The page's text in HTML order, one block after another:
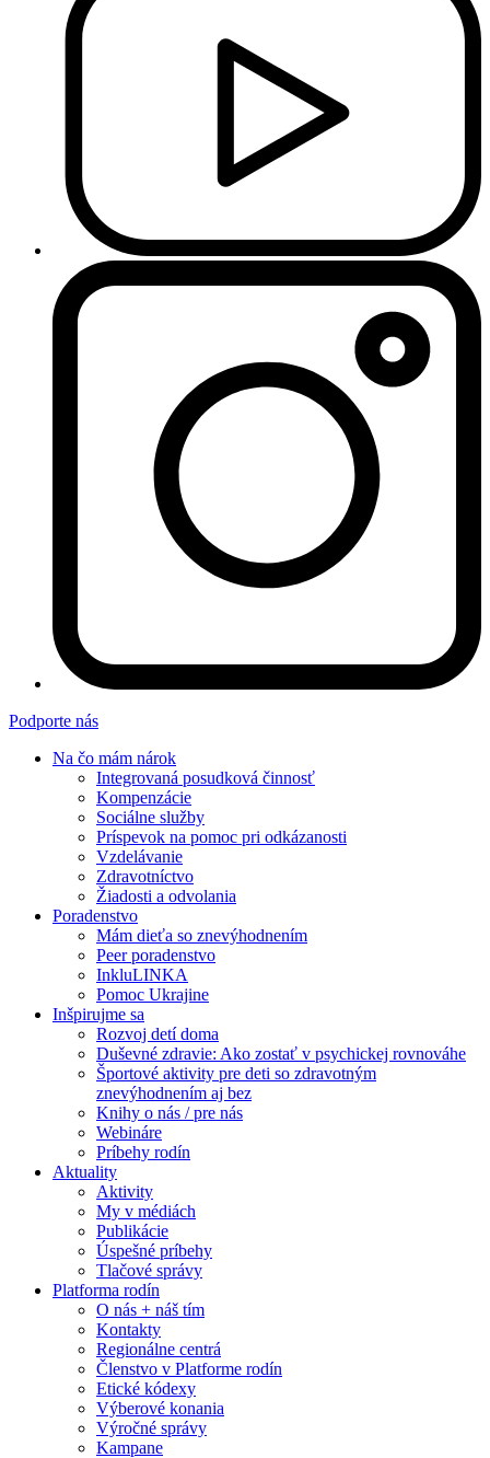
Podporte nás
Na čo mám nárok
Integrovaná posudková činnosť
Kompenzácie
Sociálne služby
Príspevok na pomoc pri odkázanosti
Vzdelávanie
Zdravotníctvo
Žiadosti a odvolania
Poradenstvo
Mám dieťa so znevýhodnením
Peer poradenstvo
InkluLINKA
Pomoc Ukrajine
Inšpirujme sa
Rozvoj detí doma
Duševné zdravie: Ako zostať v psychickej rovnováhe
Športové aktivity pre deti so zdravotným
znevýhodnením aj bez
Knihy o nás / pre nás
Webináre
Príbehy rodín
Aktuality
Aktivity
My v médiách
Publikácie
Úspešné príbehy
Tlačové správy
Platforma rodín
O nás + náš tím
Kontakty
Regionálne centrá
Členstvo v Platforme rodín
Etické kódexy
Výberové konania
Výročné správy
Kampane